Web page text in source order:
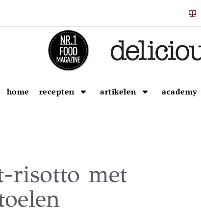
home recepten artikelen academy
risotto met